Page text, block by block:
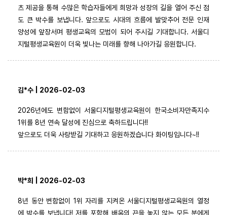
츠 제공을 통해 수많은 학습자들에게 희망과 성장의 길을 열어 주신 점
도 큰 박수를 보냅니다. 앞으로도 시대의 흐름에 발맞추어 전문 인재
양성에 앞장서며 평생교육의 모범이 되어 주시길 기대합니다. 서울디
지털평생교육원이 더욱 빛나는 미래를 향해 나아가길 응원합니다.
김*수 | 2026-02-03
2026년에도 변함없이 서울디지털평생교육원이 한국소비자만족지수
1위를 8년 연속 달성에 진심으로 축하드립니다!!
앞으로도 더욱 사랑받길 기대하고 응원하겠습니다 화이팅입니다~!!
박*희 | 2026-02-03
8년 동안 변함없이 1위 자리를 지켜온 서울디지털평생교육원의 열정
에 박수를 보냅니다! 저를 포함해 배움의 끈을 놓지 않는 모든 분에게